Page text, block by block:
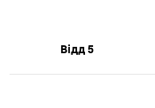
Відд 5